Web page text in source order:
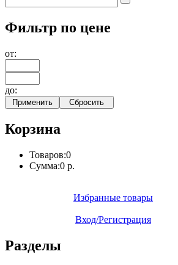
Фильтр по цене
от:
до:
Корзина
Товаров:0
Сумма:0 р.
Избранные товары
Вход/Регистрация
Разделы